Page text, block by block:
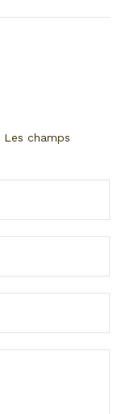
Les champs